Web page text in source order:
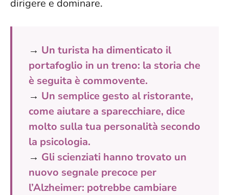
dirigere e dominare.
→ Un turista ha dimenticato il
portafoglio in un treno: la storia che
è seguita è commovente.
→ Un semplice gesto al ristorante,
come aiutare a sparecchiare, dice
molto sulla tua personalità secondo
la psicologia.
→ Gli scienziati hanno trovato un
nuovo segnale precoce per
l’Alzheimer: potrebbe cambiare